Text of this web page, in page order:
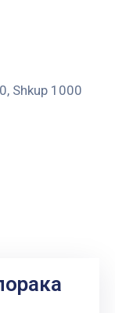
Shkup 1000